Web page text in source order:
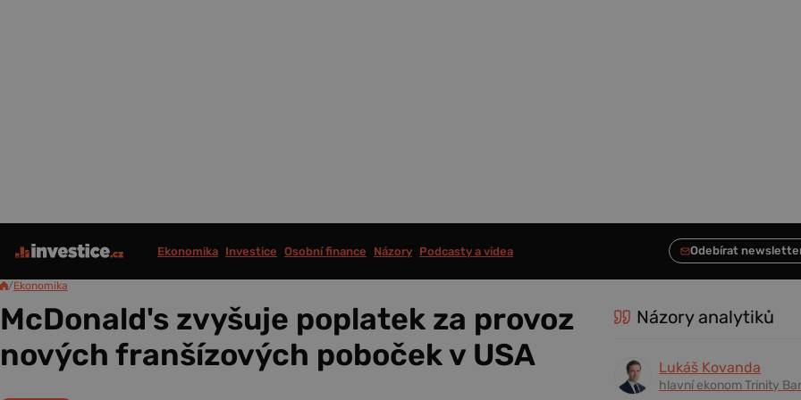
Ekonomika Investice Osobní finance Názory Podcasty a videa
/Ekonomika
McDonald's zvyšuje poplatek za provoz
nových franšízových poboček v USA
Názory analytiků
Lukáš Kovanda
hlavní ekonom Trinity